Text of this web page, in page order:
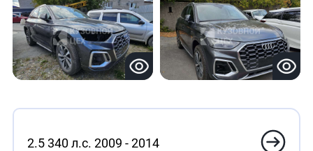
2.5 340 л.с. 2009 - 2014